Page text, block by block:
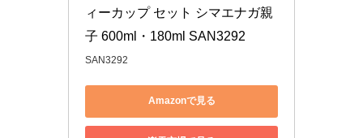
ィーカップ セット シマエナガ親
子 600ml・180ml SAN3292
SAN3292
Amazonで見る